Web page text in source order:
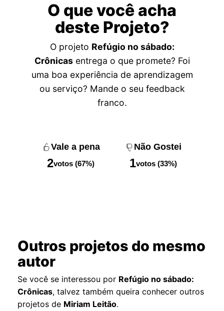
O que você acha
deste Projeto?
O projeto Refúgio no sábado:
Crônicasentrega o que promete? Foi
uma boa experiência de aprendizagem
ou serviço? Mande o seu feedback
franco.
Vale a pena
2votos (67%)
Não Gostei
1votos (33%)
Outros projetos do mesmo
autor
Se você se interessou por Refúgio no sábado:
Crônicas, talvez também queira conhecer outros
projetos de Miriam Leitão.